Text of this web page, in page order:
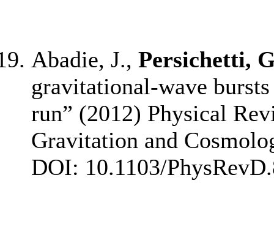
Abadie, J., Persichetti,
gravitational-wave
run” (2012) Physical
Gravitation and
DOI: 10.1103/